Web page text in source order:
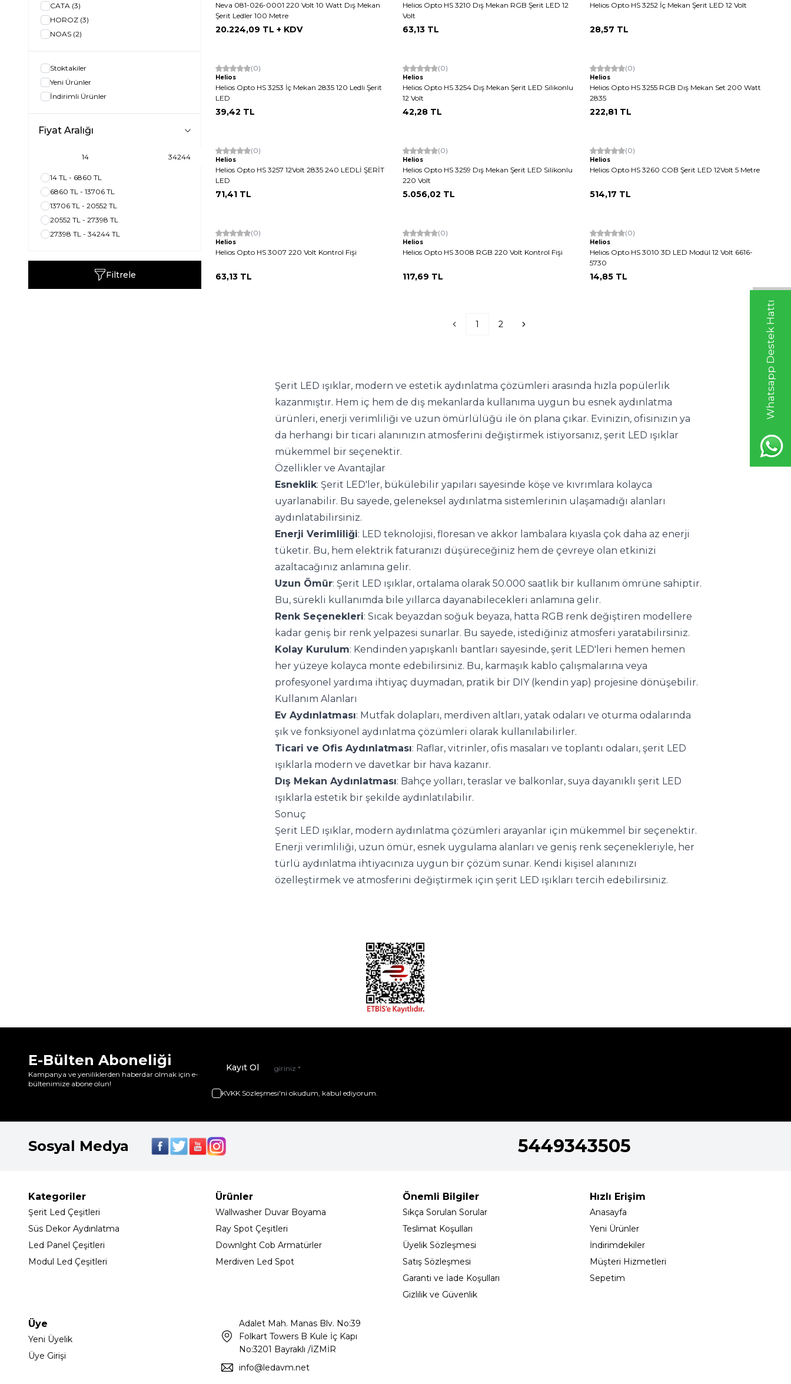
Whatsapp Destek Hattı
(6)
KIRIK BEYAZ / 4000K
RGB / ÇOK RENKLİ
MOR(1)
CATA (3)
HOROZ (3)
NOAS (2)
Stoktakiler
Yeni Ürünler
İndirimli Ürünler
Fiyat Aralığı
14 TL - 6860 TL
6860 TL - 13706 TL
13706 TL - 20552 TL
20552 TL - 27398 TL
27398 TL - 34244 TL
Filtrele
Neva 081-026-0001 220 Volt 10 Watt Dış Mekan
Şerit Ledler 100 Metre
20.224,09 TL + KDV
Helios Opto HS 3210 Dış Mekan RGB Şerit LED 12
Volt
63,13 TL
Helios Opto HS 3252 İç Mekan Şerit LED 12 Volt
28,57 TL
(0)
Helios
Helios Opto HS 3253 İç Mekan 2835 120 Ledli Şerit
LED
39,42 TL
(0)
Helios
Helios Opto HS 3254 Dış Mekan Şerit LED Silikonlu
12 Volt
42,28 TL
(0)
Helios
Helios Opto HS 3255 RGB Dış Mekan Set 200 Watt
2835
222,81 TL
(0)
Helios
Helios Opto HS 3257 12Volt 2835 240 LEDLİ ŞERİT
LED
71,41 TL
(0)
Helios
Helios Opto HS 3259 Dış Mekan Şerit LED Silikonlu
220 Volt
5.056,02 TL
(0)
Helios
Helios Opto HS 3260 COB Şerit LED 12Volt 5 Metre
514,17 TL
(0)
Helios
Helios Opto HS 3007 220 Volt Kontrol Fişi
63,13 TL
(0)
Helios
Helios Opto HS 3008 RGB 220 Volt Kontrol Fişi
117,69 TL
(0)
Helios
Helios Opto HS 3010 3D LED Modül 12 Volt 6616-
5730
14,85 TL
1 2
Şerit LED ışıklar, modern ve estetik aydınlatma çözümleri arasında hızla popülerlik
kazanmıştır. Hem iç hem de dış mekanlarda kullanıma uygun bu esnek aydınlatma
ürünleri, enerji verimliliği ve uzun ömürlülüğü ile ön plana çıkar. Evinizin, ofisinizin ya
da herhangi bir ticari alanınızın atmosferini değiştirmek istiyorsanız, şerit LED ışıklar
mükemmel bir seçenektir.
Özellikler ve Avantajlar
Esneklik: Şerit LED'ler, bükülebilir yapıları sayesinde köşe ve kıvrımlara kolayca
uyarlanabilir. Bu sayede, geleneksel aydınlatma sistemlerinin ulaşamadığı alanları
aydınlatabilirsiniz.
Enerji Verimliliği: LED teknolojisi, floresan ve akkor lambalara kıyasla çok daha az enerji
tüketir. Bu, hem elektrik faturanızı düşüreceğiniz hem de çevreye olan etkinizi
azaltacağınız anlamına gelir.
Uzun Ömür: Şerit LED ışıklar, ortalama olarak 50.000 saatlik bir kullanım ömrüne sahiptir.
Bu, sürekli kullanımda bile yıllarca dayanabilecekleri anlamına gelir.
Renk Seçenekleri: Sıcak beyazdan soğuk beyaza, hatta RGB renk değiştiren modellere
kadar geniş bir renk yelpazesi sunarlar. Bu sayede, istediğiniz atmosferi yaratabilirsiniz.
Kolay Kurulum: Kendinden yapışkanlı bantları sayesinde, şerit LED'leri hemen hemen
her yüzeye kolayca monte edebilirsiniz. Bu, karmaşık kablo çalışmalarına veya
profesyonel yardıma ihtiyaç duymadan, pratik bir DIY (kendin yap) projesine dönüşebilir.
Kullanım Alanları
Ev Aydınlatması: Mutfak dolapları, merdiven altları, yatak odaları ve oturma odalarında
şık ve fonksiyonel aydınlatma çözümleri olarak kullanılabilirler.
Ticari ve Ofis Aydınlatması: Raflar, vitrinler, ofis masaları ve toplantı odaları, şerit LED
ışıklarla modern ve davetkar bir hava kazanır.
Dış Mekan Aydınlatması: Bahçe yolları, teraslar ve balkonlar, suya dayanıklı şerit LED
ışıklarla estetik bir şekilde aydınlatılabilir.
Sonuç
Şerit LED ışıklar, modern aydınlatma çözümleri arayanlar için mükemmel bir seçenektir.
Enerji verimliliği, uzun ömür, esnek uygulama alanları ve geniş renk seçenekleriyle, her
türlü aydınlatma ihtiyacınıza uygun bir çözüm sunar. Kendi kişisel alanınızı
özelleştirmek ve atmosferini değiştirmek için şerit LED ışıkları tercih edebilirsiniz.
E-Bülten Aboneliği
Kampanya ve yeniliklerden haberdar olmak için e-
bültenimize abone olun!
Kayıt Ol
KVKK Sözleşmesi'ni okudum, kabul ediyorum.
Sosyal Medya 5449343505
Kategoriler
Şerit Led Çeşitleri
Süs Dekor Aydınlatma
Led Panel Çeşitleri
Modul Led Çeşitleri
Ürünler
Wallwasher Duvar Boyama
Ray Spot Çeşitleri
Downlght Cob Armatürler
Merdiven Led Spot
Önemli Bilgiler
Sıkça Sorulan Sorular
Teslimat Koşulları
Üyelik Sözleşmesi
Satış Sözleşmesi
Garanti ve İade Koşulları
Gizlilik ve Güvenlik
Hızlı Erişim
Anasayfa
Yeni Ürünler
İndirimdekiler
Müşteri Hizmetleri
Sepetim
Üye
Yeni Üyelik
Üye Girişi
Adalet Mah. Manas Blv. No:39
Folkart Towers B Kule İç Kapı
No:3201 Bayraklı /İZMİR
info@ledavm.net